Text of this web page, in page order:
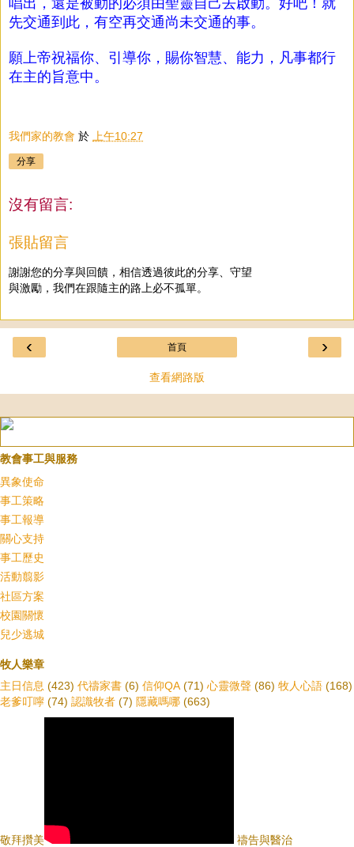
先交通到此，有空再交通尚未交通的事。
願上帝祝福你、引導你，賜你智慧、能力，凡事都行
在主的旨意中。
我們家的教會 於 上午10:27
分享
沒有留言:
張貼留言
謝謝您的分享與回饋，相信透過彼此的分享、守望
與激勵，我們在跟隨主的路上必不孤單。
‹ ›
首頁
查看網路版
教會事工與服務
異象使命
事工策略
事工報導
關心支持
事工歷史
活動翦影
社區方案
校園關懷
兒少逃城
牧人樂章
主日信息 (423) 代禱家書 (6) 信仰QA (71) 心靈微聲 (86) 牧人心語 (168)
老爹叮嚀 (74) 認識牧者 (7) 隱藏嗎哪 (663)
敬拜攢美 禱告與醫治